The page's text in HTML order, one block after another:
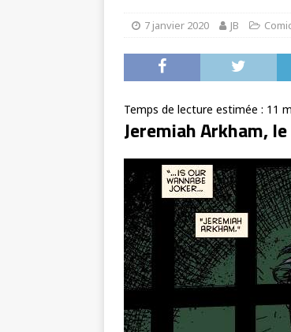
7 janvier 2020 JB
Temps de lecture estimée : 11
Jeremiah Arkham,